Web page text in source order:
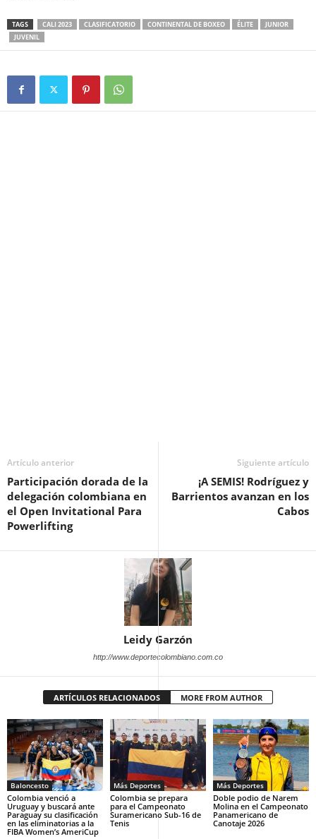
TAGS CALI 2023 CLASIFICATORIO CONTINENTAL DE BOXEO ÉLITE
JUNIOR
JUVENIL
Artículo anterior
Participación dorada de la
delegación colombiana en
el Open Invitational Para
Powerlifting
Siguiente artículo
¡A SEMIS! Rodríguez y
Barrientos avanzan en los
Cabos
Leidy Garzón
http://www.deportecolombiano.com.co
ARTÍCULOS RELACIONADOS MORE FROM AUTHOR
Baloncesto
Colombia venció a
Uruguay y buscará ante
Paraguay su clasificación
en las eliminatorias a la
FIBA Women’s AmeriCup
Más Deportes
Colombia se prepara
para el Campeonato
Suramericano Sub-16 de
Tenis
Más Deportes
Doble podio de Narem
Molina en el Campeonato
Panamericano de
Canotaje 2026